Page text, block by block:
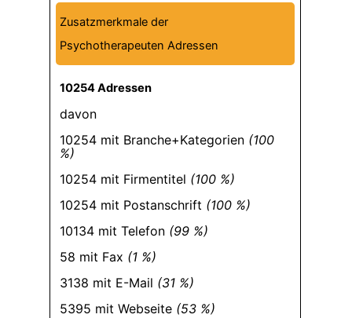
Zusatzmerkmale der
Psychotherapeuten Adressen
10254 Adressen
davon
10254 mit Branche+Kategorien (100
%)
10254 mit Firmentitel (100 %)
10254 mit Postanschrift (100 %)
10134 mit Telefon (99 %)
58 mit Fax (1 %)
3138 mit E-Mail (31 %)
5395 mit Webseite (53 %)